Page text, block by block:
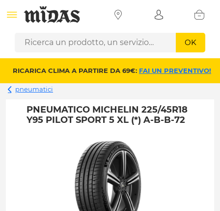
OK
RICARICA CLIMA A PARTIRE DA 69€: FAI UN PREVENTIVO!
pneumatici
PNEUMATICO MICHELIN 225/45R18
Y95 PILOT SPORT 5 XL (*) A-B-B-72